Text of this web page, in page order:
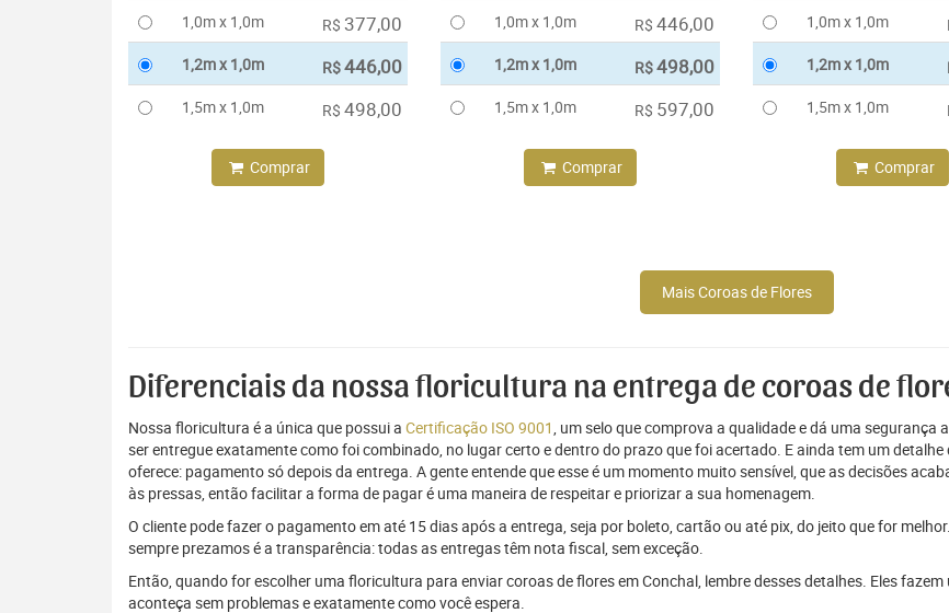
1,0m x 1,0m
R$ 377,00
1,2m x 1,0m R$446,00
1,5m x 1,0m R$ 498,00
Comprar
1,0m x 1,0m
R$ 446,00
1,2m x 1,0m R$498,00
1,5m x 1,0m R$ 597,00
Comprar
1,0m x 1,0m
1,2m x 1,0m
1,5m x 1,0m
Comprar
Mais Coroas de Flores
Diferenciais da nossa floricultura na entrega de coroas de
Nossa floricultura é a única que possui a Certificação ISO 9001, um selo que comprova a qualidade e dá uma segurança
ser entregue exatamente como foi combinado, no lugar certo e dentro do prazo que foi acertado. E ainda tem um detalhe
oferece: pagamento só depois da entrega. A gente entende que esse é um momento muito sensível, que as decisões
às pressas, então facilitar a forma de pagar é uma maneira de respeitar e priorizar a sua homenagem.
O cliente pode fazer o pagamento em até 15 dias após a entrega, seja por boleto, cartão ou até pix, do jeito que for
sempre prezamos é a transparência: todas as entregas têm nota fiscal, sem exceção.
Então, quando for escolher uma floricultura para enviar coroas de flores em Conchal, lembre desses detalhes. Eles
aconteça sem problemas e exatamente como você espera.